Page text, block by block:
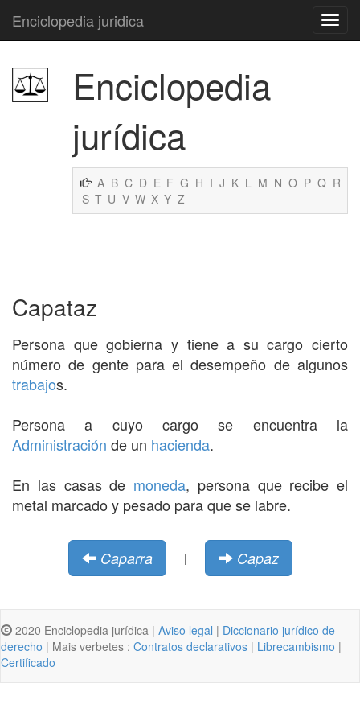
Enciclopedia juridica
Enciclopedia
jurídica
A B C D E F G H I J K L M N O P Q R
S T U V W X Y Z
Capataz
Persona que gobierna y tiene a su cargo cierto
número de gente para el desempeño de algunos
trabajos.
Persona a cuyo cargo se encuentra la
Administración de un hacienda.
En las casas de moneda, persona que recibe el
metal marcado y pesado para que se labre.
Caparra | Capaz
2020 Enciclopedia jurídica | Aviso legal | Diccionario jurídico de
derecho | Mais verbetes : Contratos declarativos | Librecambismo |
Certificado